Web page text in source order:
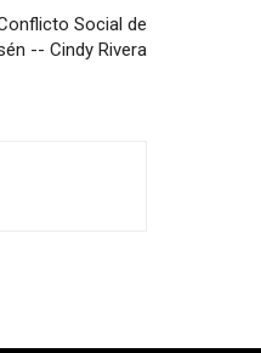
Social de
-- Cindy Rivera